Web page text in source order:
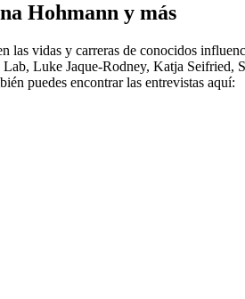
Hohmann y más
vidas y carreras de conocidos
Luke Jaque-Rodney, Katja
puedes encontrar las entrevistas aquí: